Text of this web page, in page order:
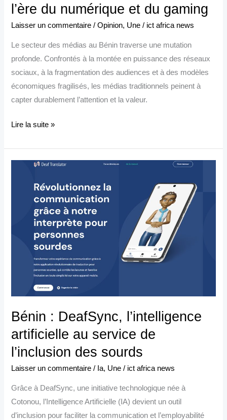
l’ère du numérique et du gaming
Laisser un commentaire /Opinion, Une / ict africa news
Le secteur des médias au Bénin traverse une mutation
profonde. Confrontés à la montée en puissance des réseaux
sociaux, à la fragmentation des audiences et à des modèles
économiques fragilisés, les médias traditionnels peinent à
capter durablement l’attention et la valeur.
numérique
et
du
gaming
Lire la suite »
Bénin : DeafSync, l’intelligence
artificielle au service de
l’inclusion des sourds
Laisser un commentaire / Ia, Une / ict africa news
Grâce à DeafSync, une initiative technologique née à
Cotonou, l’Intelligence Artificielle (IA) devient un outil
d’inclusion pour faciliter la communication et l’employabilité
Bénin :
l’intelligence
artificielle
service
l’inclusion
sourds